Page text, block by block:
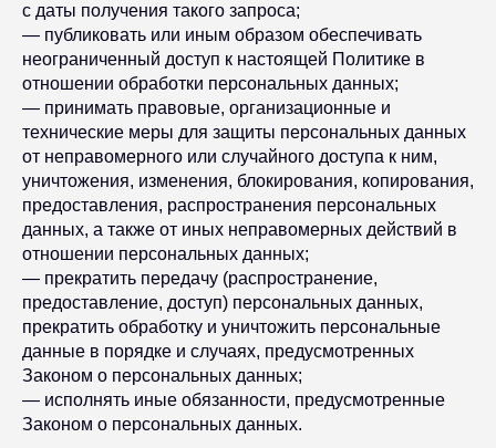
с даты получения такого запроса;
— публиковать или иным образом обеспечивать
неограниченный доступ к настоящей Политике в
отношении обработки персональных данных;
— принимать правовые, организационные и
технические меры для защиты персональных данных
от неправомерного или случайного доступа к ним,
уничтожения, изменения, блокирования, копирования,
предоставления, распространения персональных
данных, а также от иных неправомерных действий в
отношении персональных данных;
— прекратить передачу (распространение,
предоставление, доступ) персональных данных,
прекратить обработку и уничтожить персональные
данные в порядке и случаях, предусмотренных
Законом о персональных данных;
— исполнять иные обязанности, предусмотренные
Законом о персональных данных.